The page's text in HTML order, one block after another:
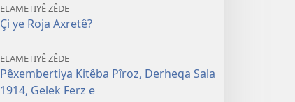
ELAMETIYÊ ZÊDE
Çi ye Roja Axretê?
ELAMETIYÊ ZÊDE
Pêxembertiya Kitêba Pîroz, Derheqa Sala
1914, Gelek Ferz e